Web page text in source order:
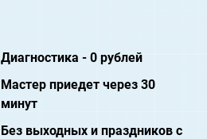
Диагностика - 0 рублей
Мастер приедет через 30
минут
Без выходных и праздников с